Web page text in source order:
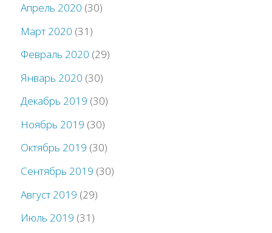
Апрель 2020 (30)
Март 2020 (31)
Февраль 2020 (29)
Январь 2020 (30)
Декабрь 2019 (30)
Ноябрь 2019 (30)
Октябрь 2019 (30)
Сентябрь 2019 (30)
Август 2019 (29)
Июль 2019 (31)